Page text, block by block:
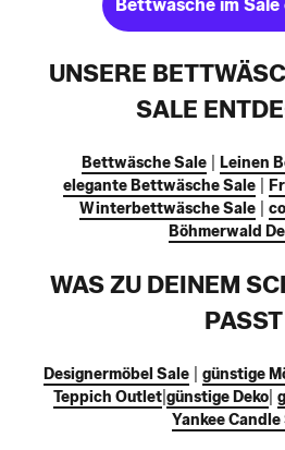
Bettwäsche im
UNSERE
SALE
Bettwäsche Sale| Leinen
elegante Bettwäsche Sale|
Winterbettwäsche Sale|
Böhmerwald
WAS ZU DEINEM
PASST
Designermöbel Sale günstige
Teppich Outlet günstige Deko
Yankee Candle